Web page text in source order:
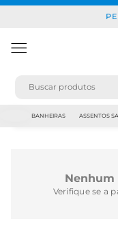
BANHEIRAS ASSENTOS
Nenhum
Verifique se a